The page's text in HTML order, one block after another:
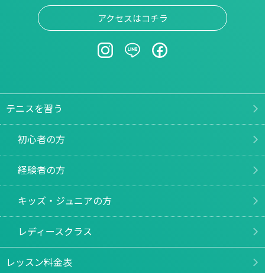
アクセスはコチラ
テニスを習う
初心者の方
経験者の方
キッズ・ジュニアの方
レディースクラス
レッスン料金表